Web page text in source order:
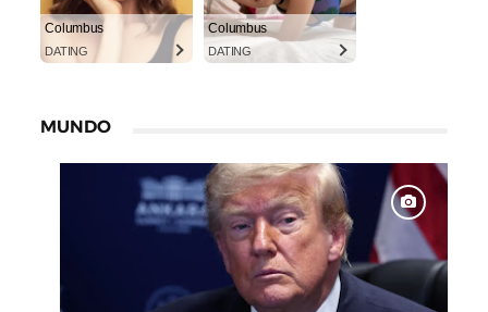
Columbus
DATING
Columbus
DATING
MUNDO